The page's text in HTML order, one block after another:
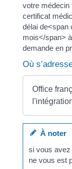
votre médecin
certificat
délai de<span
mois</span>
demande en
Où
Office
À noter
si vous avez
ne vous est